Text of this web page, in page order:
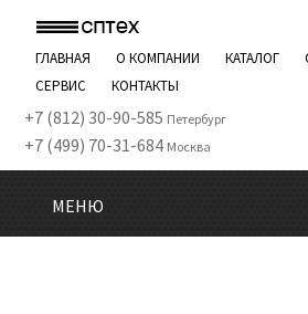
ГЛАВНАЯ О КОМПАНИИ КАТАЛОГ
СЕРВИС
КОНТАКТЫ
+7 (812) 30-90-585 Петербург
+7 (499) 70-31-684 Москва
МЕНЮ